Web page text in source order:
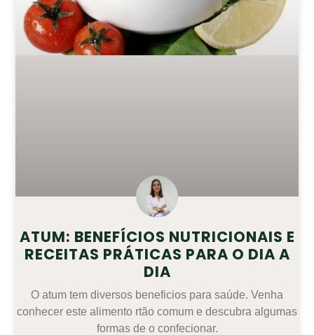
ATUM: BENEFÍCIOS NUTRICIONAIS E
RECEITAS PRÁTICAS PARA O DIA A
DIA
O atum tem diversos beneficios para saúde. Venha
conhecer este alimento rtão comum e descubra algumas
formas de o confecionar.